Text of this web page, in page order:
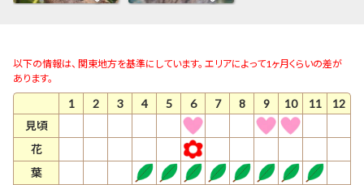
以下の情報は、 関東地方を基準にしています。 エリアによって1ヶ月くらいの差が
あります。
1 2 3 4 5 6 7 8 9 10 11
12
見頃
花
葉